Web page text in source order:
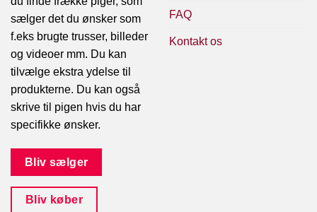
sælger det du ønsker som
f.eks brugte trusser, billeder
og videoer mm. Du kan
tilvælge ekstra ydelse til
produkterne. Du kan også
skrive til pigen hvis du har
specifikke ønsker.
Bliv sælger
Bliv køber
FAQ
Kontakt os